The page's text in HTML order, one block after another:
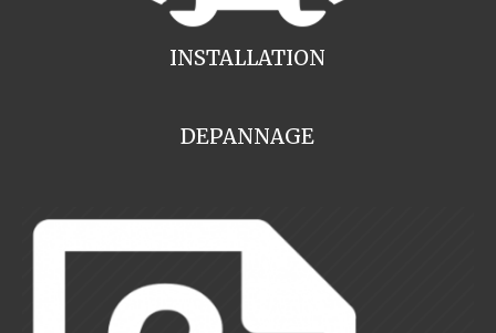
INSTALLATION
DEPANNAGE